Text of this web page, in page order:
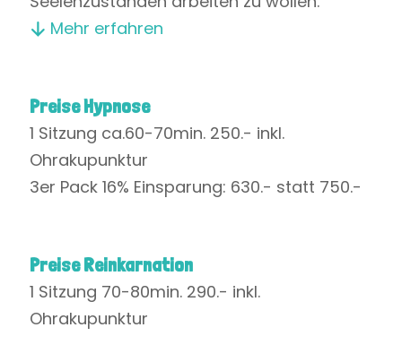
Mehr erfahren
Preise Hypnose
1 Sitzung ca.60-70min. 250.- inkl.
Ohrakupunktur
3er Pack 16% Einsparung: 630.- statt 750.-
Preise Reinkarnation
1 Sitzung 70-80min. 290.- inkl.
Ohrakupunktur